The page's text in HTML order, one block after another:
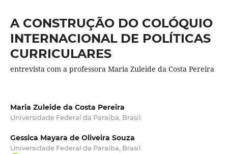
A CONSTRUÇÃO DO COLÓQUIO
INTERNACIONAL DE POLÍTICAS
CURRICULARES
entrevista com a professora Maria Zuleide da Costa Pereira
Maria Zuleide da Costa Pereira
Universidade Federal da Paraíba, Brasil.
Gessica Mayara de Oliveira Souza
Universidade Federal da Paraíba, Brasil.